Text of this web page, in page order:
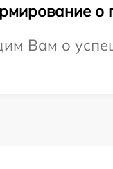
о
Вам о